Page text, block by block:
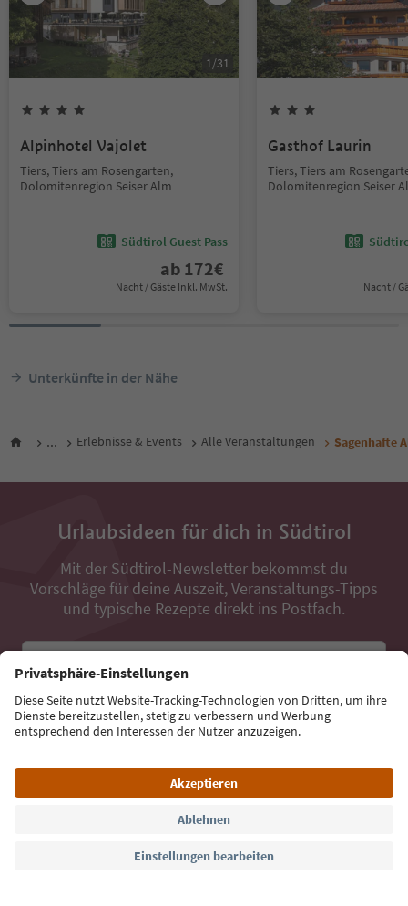
1/31
Alpinhotel Vajolet
Tiers, Tiers am Rosengarten,
Dolomitenregion Seiser Alm
Südtirol Guest Pass
ab 172€
Nacht / Gäste Inkl. MwSt.
Gasthof Laurin
Tiers, Tiers am
Dolomitenregion Seiser
Nacht /
Unterkünfte in der Nähe
... Erlebnisse & Events Alle Veranstaltungen Sagenhafte
Urlaubsideen für dich in Südtirol
Mit der Südtirol-Newsletter bekommst du
Vorschläge für deine Auszeit, Veranstaltungs-Tipps
und typische Rezepte direkt ins Postfach.
Jetzt anmelden